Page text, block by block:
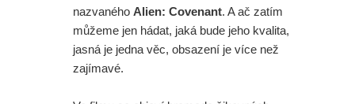
nazvaného Alien: Covenant. A ač zatím
můžeme jen hádat, jaká bude jeho kvalita,
jasná je jedna věc, obsazení je více než
zajímavé.